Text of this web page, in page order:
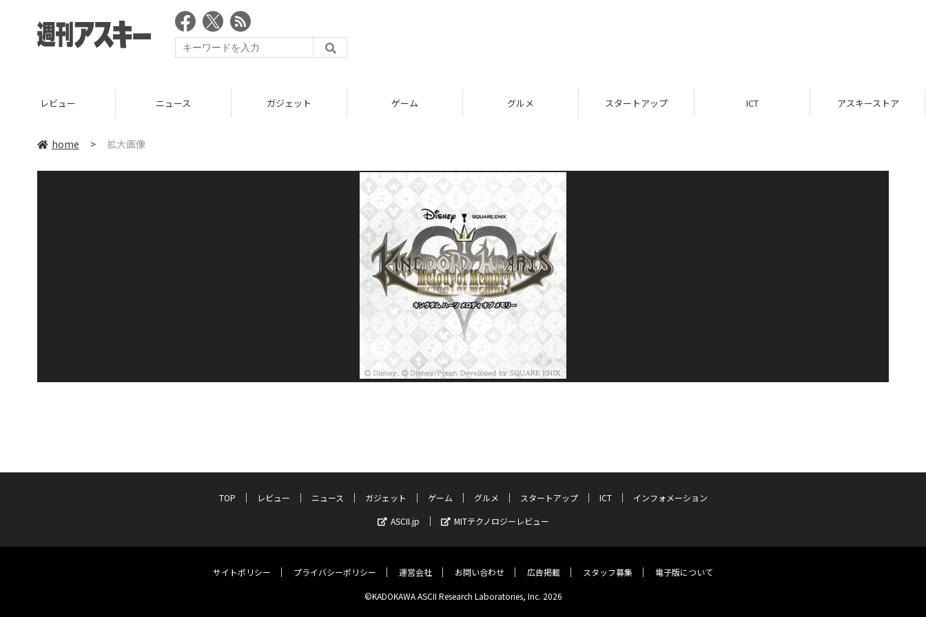
レビュー ニュース ガジェット ゲーム グルメ スタートアップ ICT アスキーストア
home > 拡大画像
TOP レビュー ニュース ガジェット ゲーム グルメ スタートアップ ICT
インフォメーション
ASCII.jp
MITテクノロジーレビュー
サイトポリシー プライバシーポリシー 運営会社 お問い合わせ 広告掲載 スタッフ募集 電子版について
©KADOKAWA ASCII Research Laboratories, Inc. 2026